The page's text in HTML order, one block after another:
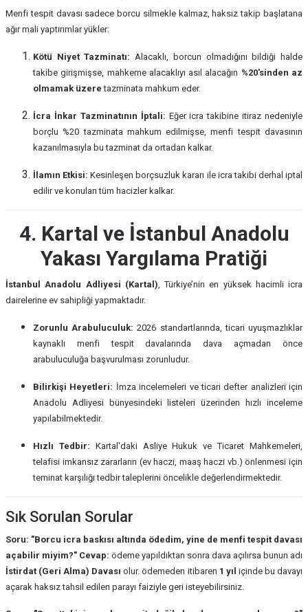
Menfi tespit davası sadece borcu silmekle kalmaz, haksız takip başlatana
ağır mali yaptırımlar yükler:
Kötü Niyet Tazminatı: Alacaklı, borcun olmadığını bildiği halde
takibe girişmişse, mahkeme alacaklıyı asıl alacağın %20'sinden az
olmamak üzere tazminata mahkum eder.
İcra İnkar Tazminatının İptali: Eğer icra takibine itiraz nedeniyle
borçlu %20 tazminata mahkum edilmişse, menfi tespit davasının
kazanılmasıyla bu tazminat da ortadan kalkar.
İlamın Etkisi: Kesinleşen borçsuzluk kararı ile icra takibi derhal iptal
edilir ve konulan tüm hacizler kalkar.
4. Kartal ve İstanbul Anadolu
Yakası Yargılama Pratiği
İstanbul Anadolu Adliyesi (Kartal), Türkiye’nin en yüksek hacimli icra
dairelerine ev sahipliği yapmaktadır.
Zorunlu Arabuluculuk: 2026 standartlarında, ticari uyuşmazlıklar
kaynaklı menfi tespit davalarında dava açmadan önce
arabuluculuğa başvurulması zorunludur.
Bilirkişi Heyetleri: İmza incelemeleri ve ticari defter analizleri için
Anadolu Adliyesi bünyesindeki listeleri üzerinden hızlı inceleme
yapılabilmektedir.
Hızlı Tedbir: Kartal'daki Asliye Hukuk ve Ticaret Mahkemeleri,
telafisi imkansız zararların (ev haczi, maaş haczi vb.) önlenmesi için
teminat karşılığı tedbir taleplerini öncelikle değerlendirmektedir.
Sık Sorulan Sorular
Soru: "Borcu icra baskısı altında ödedim, yine de menfi tespit davası
açabilir miyim?" Cevap: ödeme yapıldıktan sonra dava açılırsa bunun adı
İstirdat (Geri Alma) Davası olur. ödemeden itibaren 1 yıl içinde bu davayı
açarak haksız tahsil edilen parayı faiziyle geri isteyebilirsiniz.